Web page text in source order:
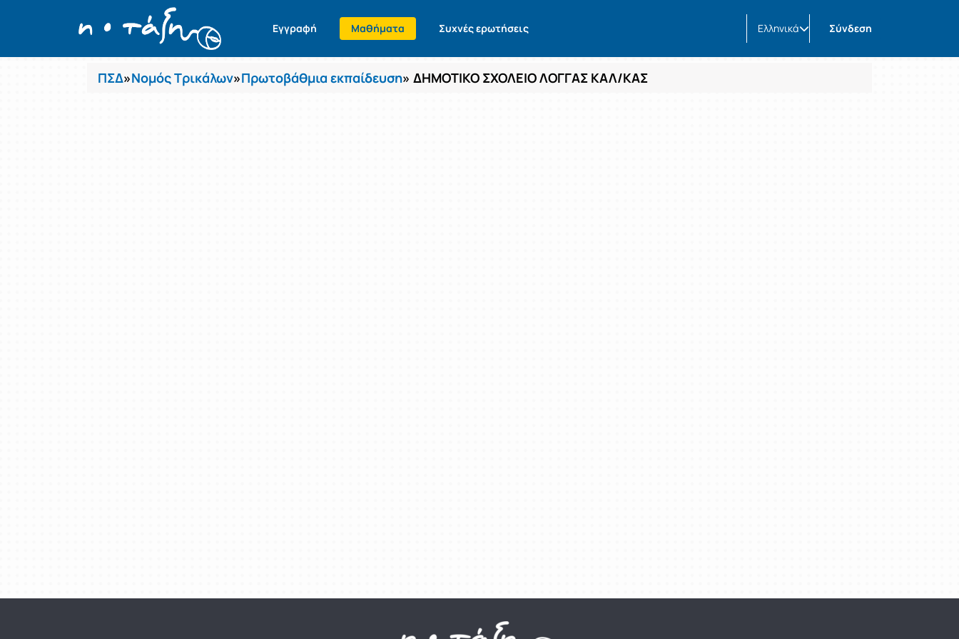
Εγγραφή Μαθήματα Συχνές ερωτήσεις Ελληνικά Σύνδεση
Μαθήματα
ΠΣΔ»Νομός Τρικάλων»Πρωτοβάθμια εκπαίδευση» ΔΗΜΟΤΙΚΟ ΣΧΟΛΕΙΟ ΛΟΓΓΑΣ ΚΑΛ/ΚΑΣ